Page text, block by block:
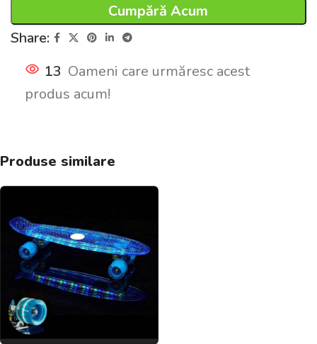
Cumpără Acum
Share:
13 Oameni care urmăresc acest
produs acum!
Produse similare